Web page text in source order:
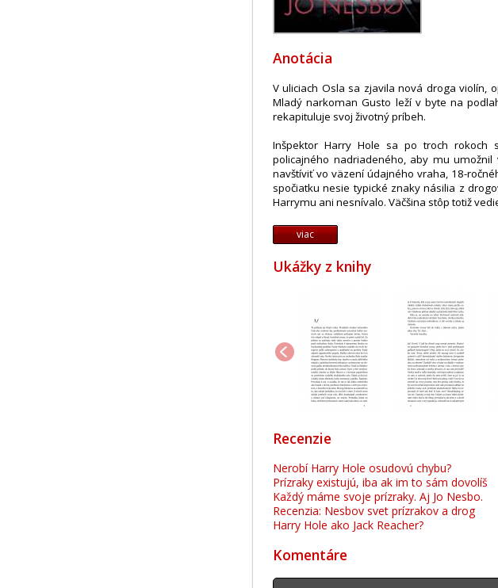
Anotácia
V uliciach Osla sa zjavila nová droga violín,
Mladý narkoman Gusto leží v byte na
rekapituluje svoj životný príbeh.
Inšpektor Harry Hole sa po troch rokoch
policajného nadriadeného, aby mu
navštíviť vo väzení údajného vraha, 18-
spočiatku nesie typické znaky násilia z
Harrymu ani nesnívalo. Väčšina stôp totiž
viac
Ukážky z knihy
Recenzie
Nerobí Harry Hole osudovú chybu?
Prízraky existujú, iba ak im to sám dovolíš
Každý máme svoje prízraky. Aj Jo Nesbo.
Recenzia: Nesbov svet prízrakov a drog
Harry Hole ako Jack Reacher?
Komentáre